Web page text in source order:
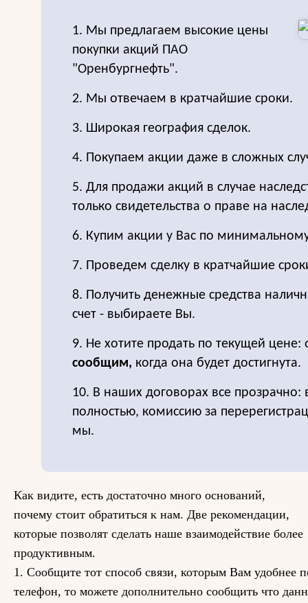
1. Мы предлагаем высокие цены
покупки акций ПАО
"Оренбургнефть".
2. Мы отвечаем в кратчайшие сроки.
3. Широкая география сделок.
4. Покупаем акции даже в сложных
5. Для продажи акций в случае
только свидетельства о праве на
6. Купим акции у Вас по
7. Проведем сделку в кратчайшие
8. Получить денежные средства
счет - выбираете Вы.
9. Не хотите продать по текущей цене:
сообщим, когда она будет достигнута.
10. В наших договорах все прозрачно:
полностью, комиссию за
мы.
Как видите, есть достаточно много оснований,
почему стоит обратиться к нам. Две рекомендации,
которые позволят сделать наше взаимодействие более
продуктивным.
1. Сообщите тот способ связи, которым Вам удобнее
телефон, то можете дополнительно сообщить что